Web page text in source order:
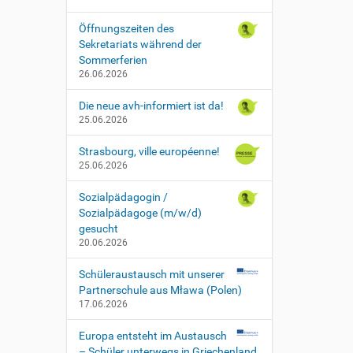
Öffnungszeiten des
Sekretariats während der
Sommerferien
26.06.2026
Die neue avh-informiert ist da!
25.06.2026
Strasbourg, ville européenne!
25.06.2026
Sozialpädagogin /
Sozialpädagoge (m/w/d)
gesucht
20.06.2026
Schüleraustausch mit unserer
Partnerschule aus Mława (Polen)
17.06.2026
Europa entsteht im Austausch